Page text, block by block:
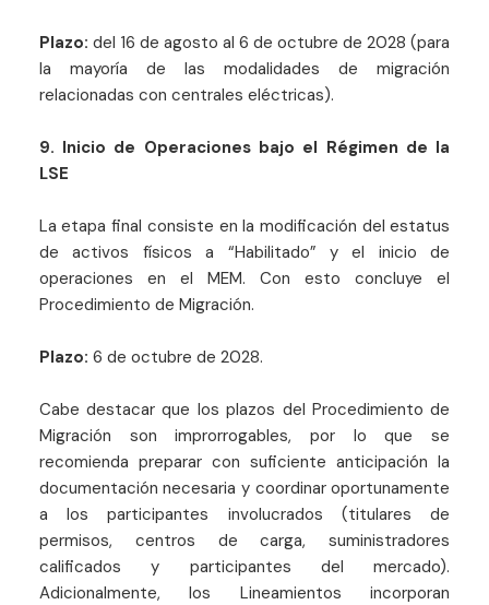
Plazo: del 16 de agosto al 6 de octubre de 2028 (para
la mayoría de las modalidades de migración
relacionadas con centrales eléctricas).
9. Inicio de Operaciones bajo el Régimen de la
LSE
La etapa final consiste en la modificación del estatus
de activos físicos a “Habilitado” y el inicio de
operaciones en el MEM. Con esto concluye el
Procedimiento de Migración.
Plazo: 6 de octubre de 2028.
Cabe destacar que los plazos del Procedimiento de
Migración son improrrogables, por lo que se
recomienda preparar con suficiente anticipación la
documentación necesaria y coordinar oportunamente
a los participantes involucrados (titulares de
permisos, centros de carga, suministradores
calificados y participantes del mercado).
Adicionalmente, los Lineamientos incorporan